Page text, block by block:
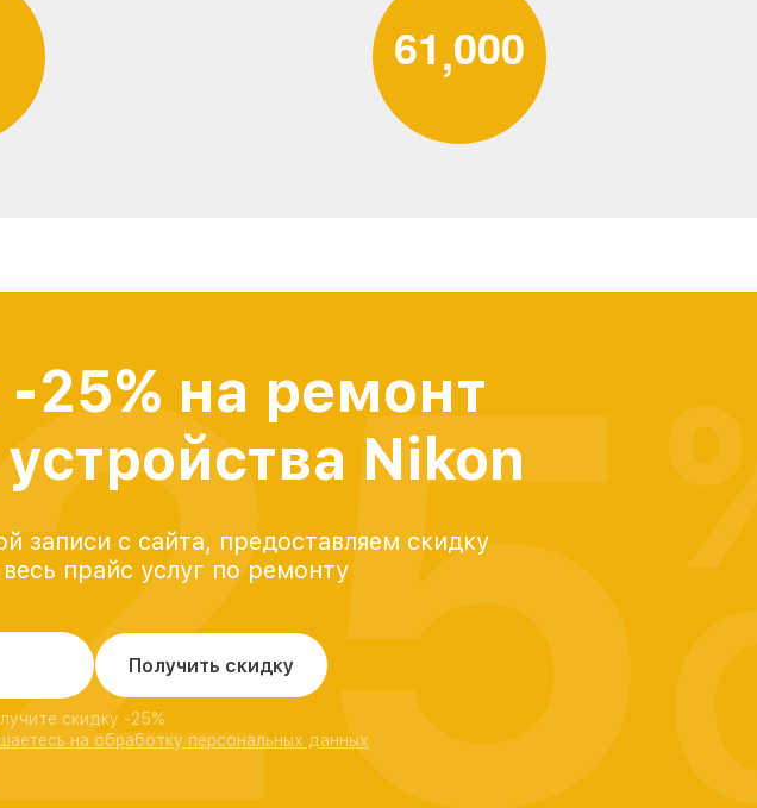
61,000
25% на ремонт
Nikon
записи с сайта, предоставляем скидку
прайс услуг по ремонту
Получить скидку
скидку -25%
на обработку персональных данных